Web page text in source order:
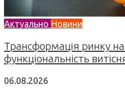
Актуально Новини
Трансформація ринку
функціональність
06.08.2026